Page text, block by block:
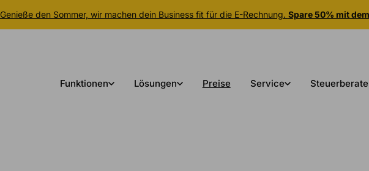
Genieße den Sommer, wir machen dein Business fit für die E-Rechnung. Spare 50% mit
Funktionen Lösungen Preise Service